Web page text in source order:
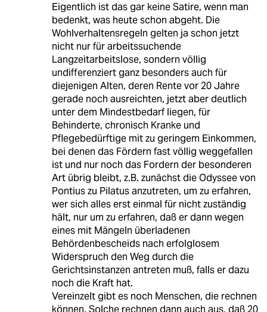
Eigentlich ist das gar keine Satire, wenn man
bedenkt, was heute schon abgeht. Die
Wohlverhaltensregeln gelten ja schon jetzt
nicht nur für arbeitssuchende
Langzeitarbeitslose, sondern völlig
undifferenziert ganz besonders auch für
diejenigen Alten, deren Rente vor 20 Jahre
gerade noch ausreichten, jetzt aber deutlich
unter dem Mindestbedarf liegen, für
Behinderte, chronisch Kranke und
Pflegebedürftige mit zu geringem Einkommen,
bei denen das Fördern fast völlig weggefallen
ist und nur noch das Fordern der besonderen
Art übrig bleibt, z.B. zunächst die Odyssee von
Pontius zu Pilatus anzutreten, um zu erfahren,
wer sich alles erst einmal für nicht zuständig
hält, nur um zu erfahren, daß er dann wegen
eines mit Mängeln überladenen
Behördenbescheids nach erfolglosem
Widerspruch den Weg durch die
Gerichtsinstanzen antreten muß, falls er dazu
noch die Kraft hat.
Vereinzelt gibt es noch Menschen, die rechnen